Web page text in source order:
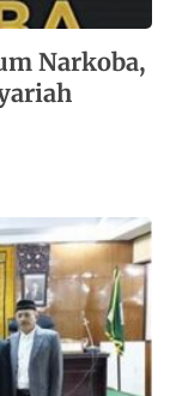
Narkoba,